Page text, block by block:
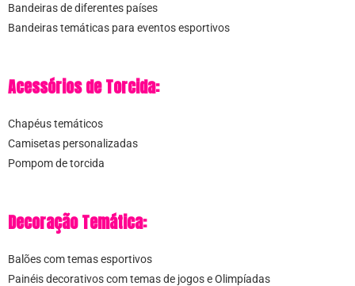
Bandeiras de diferentes países
Bandeiras temáticas para eventos esportivos
Acessórios de Torcida:
Chapéus temáticos
Camisetas personalizadas
Pompom de torcida
Decoração Temática:
Balões com temas esportivos
Painéis decorativos com temas de jogos e Olimpíadas